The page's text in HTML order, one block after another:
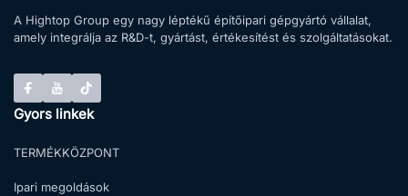
A Hightop Group egy nagy léptékű építőipari gépgyártó vállalat,
amely integrálja az R&D-t, gyártást, értékesítést és szolgáltatásokat.
Gyors linkek
TERMÉKKÖZPONT
Ipari megoldások